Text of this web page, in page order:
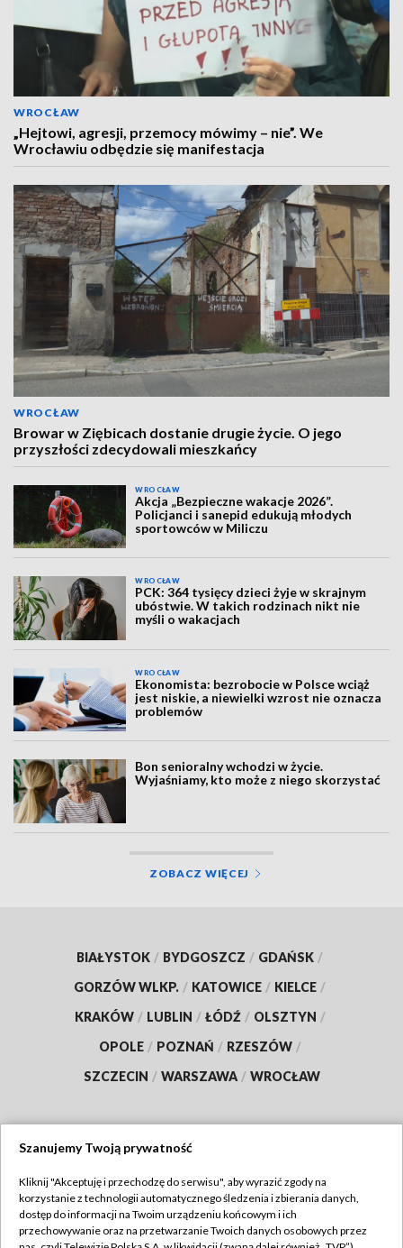
WROCŁAW
„Hejtowi, agresji, przemocy mówimy – nie”. We
Wrocławiu odbędzie się manifestacja
WROCŁAW
Browar w Ziębicach dostanie drugie życie. O jego
przyszłości zdecydowali mieszkańcy
WROCŁAW
Akcja „Bezpieczne wakacje 2026”.
Policjanci i sanepid edukują młodych
sportowców w Miliczu
WROCŁAW
PCK: 364 tysięcy dzieci żyje w skrajnym
ubóstwie. W takich rodzinach nikt nie
myśli o wakacjach
WROCŁAW
Ekonomista: bezrobocie w Polsce wciąż
jest niskie, a niewielki wzrost nie oznacza
problemów
Bon senioralny wchodzi w życie.
Wyjaśniamy, kto może z niego skorzystać
ZOBACZ WIĘCEJ
BIAŁYSTOK / BYDGOSZCZ / GDAŃSK /
GORZÓW WLKP. / KATOWICE / KIELCE /
KRAKÓW / LUBLIN / ŁÓDŹ / OLSZTYN /
OPOLE / POZNAŃ / RZESZÓW /
SZCZECIN / WARSZAWA / WROCŁAW
TVP
Abonament TVP
Regulamin TVP
Szanujemy Twoją prywatność
Kliknij "Akceptuję i przechodzę do serwisu", aby wyrazić zgody na
korzystanie z technologii automatycznego śledzenia i zbierania danych,
dostęp do informacji na Twoim urządzeniu końcowym i ich
przechowywanie oraz na przetwarzanie Twoich danych osobowych przez